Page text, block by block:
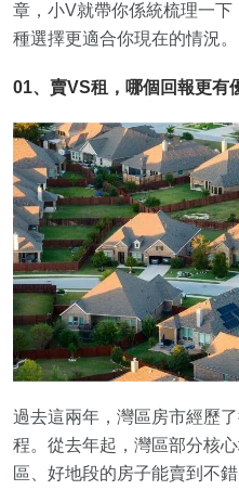
章，小V就帶你係統梳理一
種選擇更適合你現在的情況。
01、賣VS租，哪個回報更有
過去這兩年，灣區房市經歷
程。從去年起，灣區部分核
區、好地段的房子能賣到不